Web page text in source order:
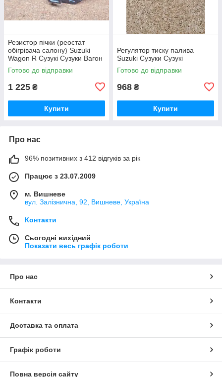
Резистор пічки (реостат
обігрівача салону) Suzuki
Wagon R Сузукі Сузуки Вагон
Р
Готово до відправки
1 225 ₴
Купити
Регулятор тиску палива
Suzuki Cузуки Сузукі
Готово до відправки
968 ₴
Купити
Про нас
96% позитивних з 412 відгуків за рік
Працює з 23.07.2009
м. Вишневе
вул. Залізнична, 92, Вишневе, Україна
Контакти
Сьогодні вихідний
Показати весь графік роботи
Про нас
Контакти
Доставка та оплата
Графік роботи
Повна версія сайту